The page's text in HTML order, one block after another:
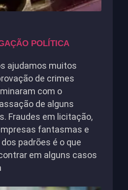
POLÍTICA
ajudamos muitos
de crimes
com o
de alguns
Fraudes em licitação,
fantasmas e
padrões é o que
em alguns casos